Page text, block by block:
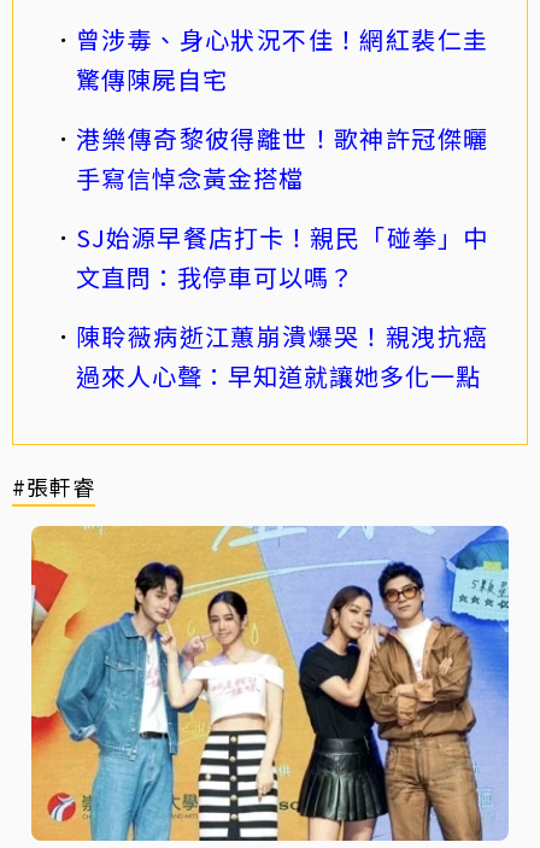
曾涉毒、身心狀況不佳！網紅裴仁圭
驚傳陳屍自宅
港樂傳奇黎彼得離世！歌神許冠傑曬
手寫信悼念黃金搭檔
SJ始源早餐店打卡！親民「碰拳」中
文直問：我停車可以嗎？
陳聆薇病逝江蕙崩潰爆哭！親洩抗癌
過來人心聲：早知道就讓她多化一點
#張軒睿